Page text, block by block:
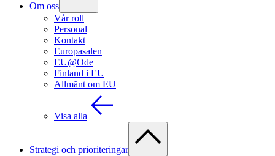
Om oss
Vår roll
Personal
Kontakt
Europasalen
EU@Ode
Finland i EU
Allmänt om EU
Visa alla
Strategi och prioriteringar